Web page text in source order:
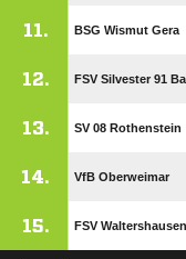
11. BSG Wismut Gera
12. FSV Silvester 91
13. SV 08 Rothenstein
14. VfB Oberweimar
15. FSV Waltershausen